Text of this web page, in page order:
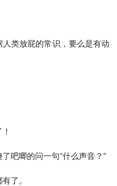
类放屁的常识，要么是有动
吧唧的问一句“什么声音？”
了。